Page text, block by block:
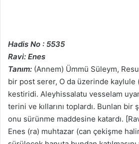
Hadis No : 5535
Ravi: Enes
Tanım: (Annem) Ümmü Süleym,
bir post serer, O da üzerinde kaylule
kestiridi. Aleyhissalatu vesselam
terini ve kıllarını toplardı. Bunlan bir
onu sürünme maddesine katardı.
Enes (ra) muhtazar (can çekişme